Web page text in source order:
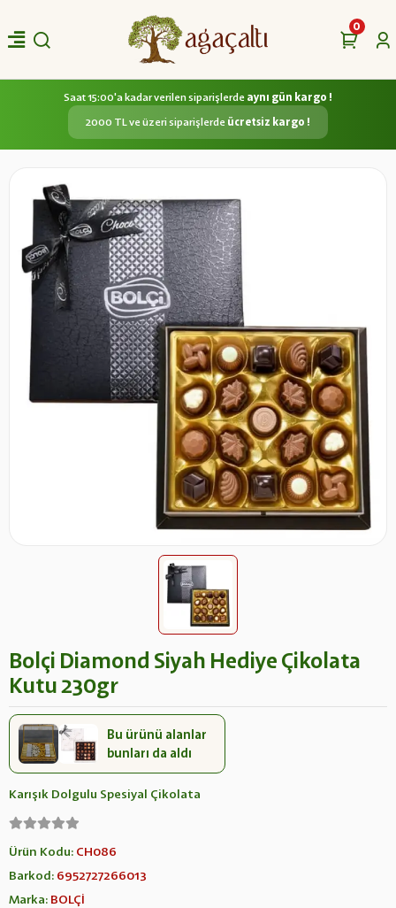
0
Saat 15:00'a kadar verilen siparişlerde aynı gün kargo !
2000 TL ve üzeri siparişlerde ücretsiz kargo !
Bolçi Diamond Siyah Hediye Çikolata
Kutu 230gr
Bu ürünü alanlar
bunları da aldı
Karışık Dolgulu Spesiyal Çikolata
Ürün Kodu: CH086
Barkod: 6952727266013
Marka: BOLÇİ